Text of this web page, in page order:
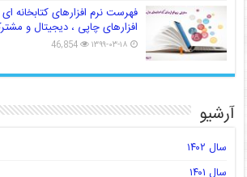
فهرست نرم افزارهای کتابخانه
افزارهای چاپی ، دیجیتال و
۱۳۹۹-۰۳-۱۸ 46,854
آرشیو
سال ۱۴۰۲
سال ۱۴۰۱